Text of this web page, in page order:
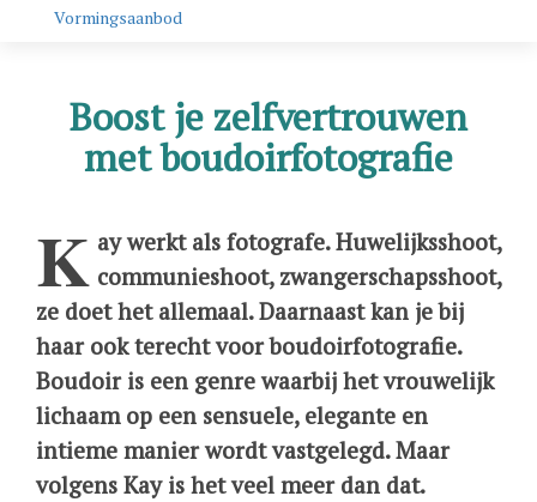
Vormingsaanbod
Boost je zelfvertrouwen
met boudoirfotografie
K ay werkt als fotografe. Huwelijksshoot,
communieshoot, zwangerschapsshoot,
ze doet het allemaal. Daarnaast kan je bij
haar ook terecht voor boudoirfotografie.
Boudoir is een genre waarbij het vrouwelijk
lichaam op een sensuele, elegante en
intieme manier wordt vastgelegd. Maar
volgens Kay is het veel meer dan dat.